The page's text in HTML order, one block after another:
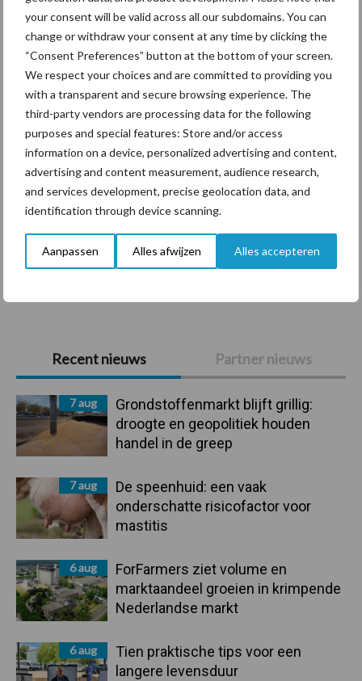
your consent will be valid across all our subdomains. You can
change or withdraw your consent at any time by clicking the
“Consent Preferences” button at the bottom of your screen.
We respect your choices and are committed to providing you
with a transparent and secure browsing experience. The
third-party vendors are processing data for the following
purposes and special features: Store and/or access
information on a device, personalized advertising and content,
advertising and content measurement, audience research,
and services development, precise geolocation data, and
identification through device scanning.
Aanpassen Alles afwijzen Alles accepteren
Primaire
Sidebar
Recent nieuws Partner nieuws
7 aug
Grondstoffenmarkt blijft grillig:
droogte en geopolitiek houden
handel in de greep
7 aug
De speenhuid: een vaak
onderschatte risicofactor voor
mastitis
6 aug
ForFarmers ziet volume en
marktaandeel groeien in krimpende
Nederlandse markt
6 aug
Tien praktische tips voor een
langere levensduur
Themapagina's
Diergezondheid Bemesting Fokkerij
Derogatie Fosfaatrechten